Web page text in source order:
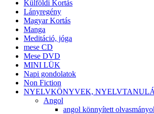
Külföldi Kortás
Lányregény
Magyar Kortás
Manga
Meditáció, jóga
mese CD
Mese DVD
MINI LÜK
Napi gondolatok
Non Fiction
NYELVKÖNYVEK,
Angol
angol könnyített